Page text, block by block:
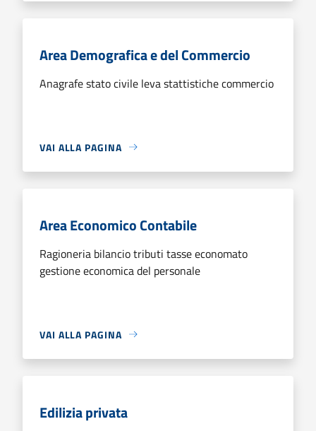
Area Demografica e del Commercio
Anagrafe stato civile leva stattistiche commercio
VAI ALLA PAGINA
Area Economico Contabile
Ragioneria bilancio tributi tasse economato
gestione economica del personale
VAI ALLA PAGINA
Edilizia privata